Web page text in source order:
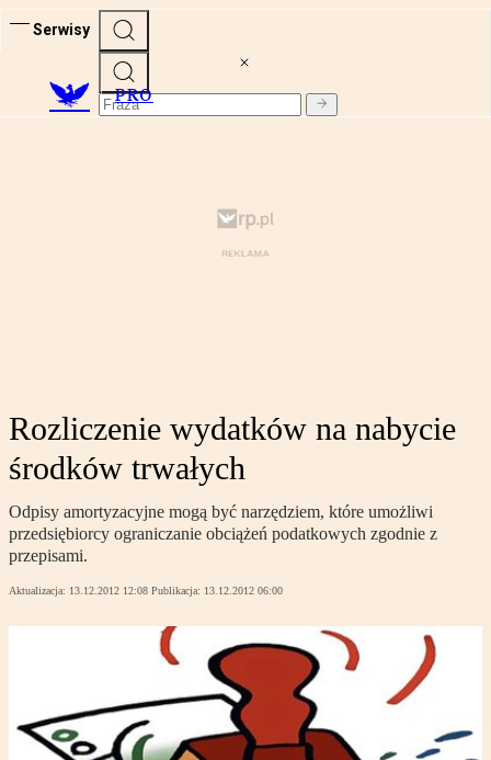
Serwisy
PRO
Rozliczenie wydatków na nabycie
środków trwałych
Odpisy amortyzacyjne mogą być narzędziem, które umożliwi
przedsiębiorcy ograniczanie obciążeń podatkowych zgodnie z
przepisami.
Aktualizacja: 13.12.2012 12:08 Publikacja: 13.12.2012 06:00